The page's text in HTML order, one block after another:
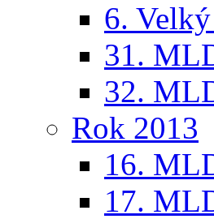
6.
31.
32.
Rok 2013
16.
17.